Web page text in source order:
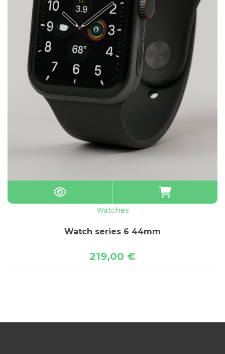
Watches
Watch series 6 44mm
219,00 €